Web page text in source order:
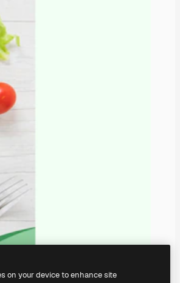
on your device to enhance site